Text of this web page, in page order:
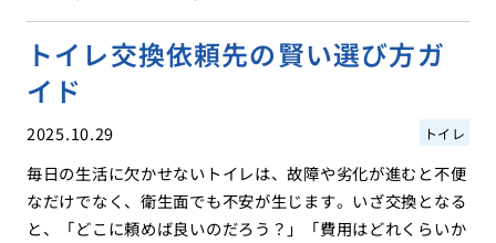
トイレ交換依頼先の賢い選び方ガ
イド
2025.10.29 トイレ
毎日の生活に欠かせないトイレは、故障や劣化が進むと不便
なだけでなく、衛生面でも不安が生じます。いざ交換となる
と、「どこに頼めば良いのだろう？」「費用はどれくらいか